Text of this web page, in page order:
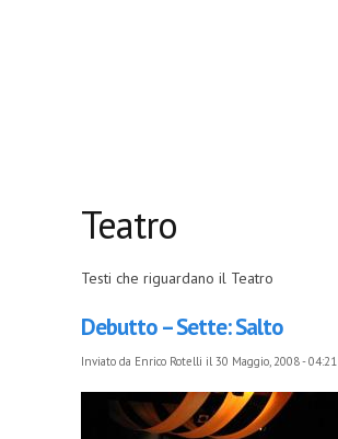
Teatro
Testi che riguardano il Teatro
Debutto – Sette: Salto
Inviato da Enrico Rotelli il 30 Maggio, 2008 - 04:21